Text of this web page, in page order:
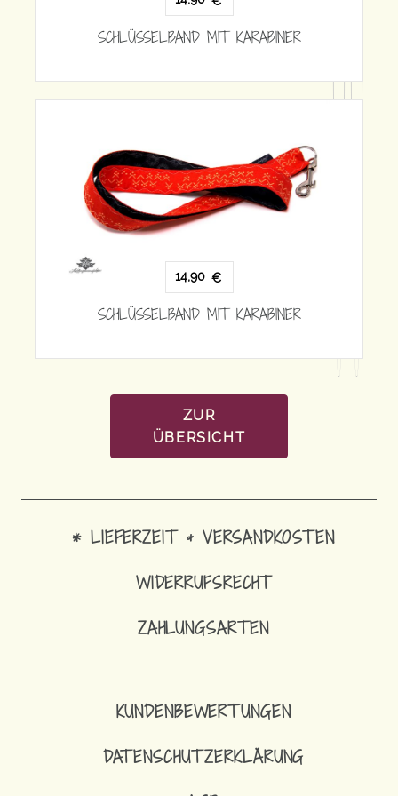
MIT KARABINER
14,90
MIT KARABINER
ZUR
ÜBERSICHT
* LIEFERZEIT & VERSANDKOSTEN
WIDERRUFSRECHT
ZAHLUNGSARTEN
KUNDENBEWERTUNGEN
DATENSCHUTZERKLÄRUNG